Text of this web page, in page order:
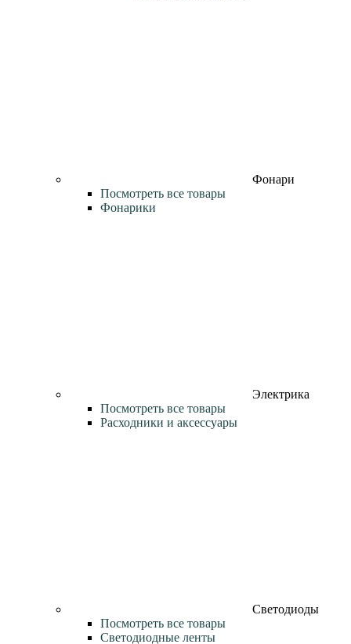
Фонари
Посмотреть все товары
Фонарики
Электрика
Посмотреть все товары
Расходники и аксессуары
Светодиоды
Посмотреть все товары
Светодиодные ленты